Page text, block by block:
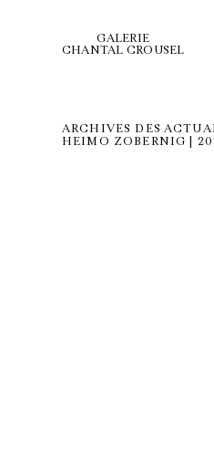
GALERIE
CHANTAL CROUSEL
ARCHIVES DES
HEIMO ZOBERNIG |